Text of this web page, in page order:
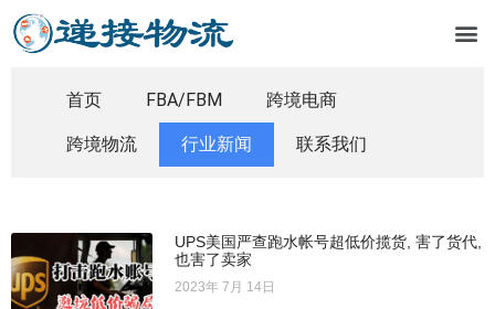
首页 FBA/FBM 跨境电商
跨境物流 行业新闻 联系我们
UPS美国严查跑水帐号超低价揽货, 害了货代,
也害了卖家
2023年 7月 14日